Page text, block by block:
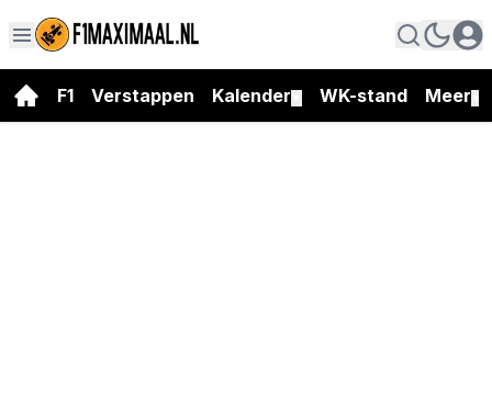
F1 Verstappen Kalender WK-stand Meer